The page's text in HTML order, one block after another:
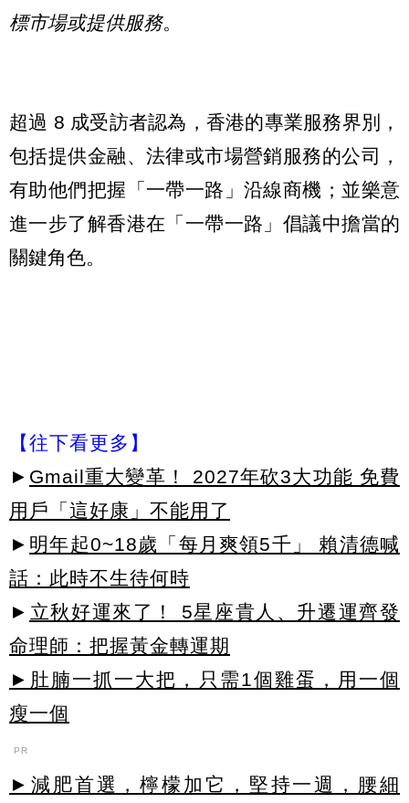
標市場或提供服務。
超過 8 成受訪者認為，香港的專業服務界別，
包括提供金融、法律或市場營銷服務的公司，
有助他們把握「一帶一路」沿線商機；並樂意
進一步了解香港在「一帶一路」倡議中擔當的
關鍵角色。
【往下看更多】
► Gmail重大變革！ 2027年砍3大功能 免費
用戶「這好康」不能用了
► 明年起0~18歲「每月爽領5千」 賴清德喊
話：此時不生待何時
► 立秋好運來了！ 5星座貴人、升遷運齊發
命理師：把握黃金轉運期
►肚腩一抓一大把，只需1個雞蛋，用一個
瘦一個
PR
►減肥首選，檸檬加它，堅持一週，腰細